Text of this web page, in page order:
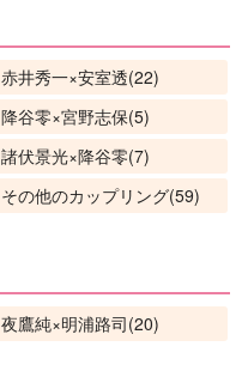
赤井秀一×安室透(22)
降谷零×宮野志保(5)
諸伏景光×降谷零(7)
その他のカップリング(59)
夜鷹純×明浦路司(20)